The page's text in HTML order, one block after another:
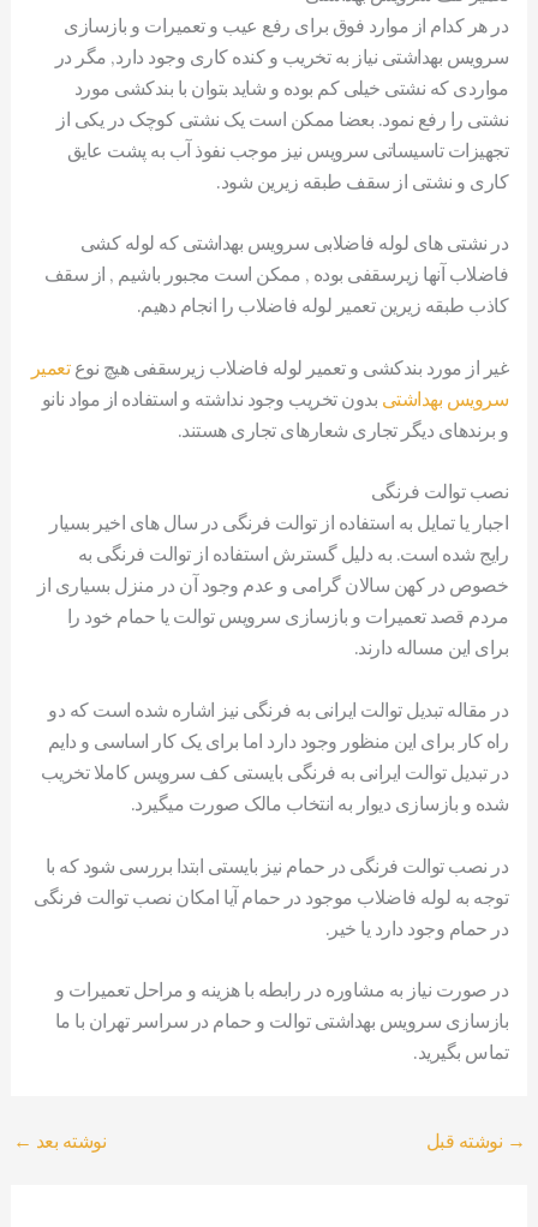
در هر کدام از موارد فوق برای رفع عیب و تعمیرات و بازسازی
سرویس بهداشتی نیاز به تخریب و کنده کاری وجود دارد, مگر در
مواردی که نشتی خیلی کم بوده و شاید بتوان با بندکشی مورد
نشتی را رفع نمود. بعضا ممکن است یک نشتی کوچک در یکی از
تجهیزات تاسیساتی سرویس نیز موجب نفوذ آب به پشت عایق
کاری و نشتی از سقف طبقه زیرین شود.
در نشتی های لوله فاضلابی سرویس بهداشتی که لوله کشی
فاضلاب آنها زیرسقفی بوده , ممکن است مجبور باشیم , از سقف
کاذب طبقه زیرین تعمیر لوله فاضلاب را انجام دهیم.
غیر از مورد بندکشی و تعمیر لوله فاضلاب زیرسقفی هیچ نوعتعمیر
سرویس بهداشتی بدون تخریب وجود نداشته و استفاده از مواد نانو
و برندهای دیگر تجاری شعارهای تجاری هستند.
نصب توالت فرنگی
اجبار یا تمایل به استفاده از توالت فرنگی در سال های اخیر بسیار
رایج شده است. به دلیل گسترش استفاده از توالت فرنگی به
خصوص در کهن سالان گرامی و عدم وجود آن در منزل بسیاری از
مردم قصد تعمیرات و بازسازی سرویس توالت یا حمام خود را
برای این مساله دارند.
در مقاله تبدیل توالت ایرانی به فرنگی نیز اشاره شده است که دو
راه کار برای این منظور وجود دارد اما برای یک کار اساسی و دایم
در تبدیل توالت ایرانی به فرنگی بایستی کف سرویس کاملا تخریب
شده و بازسازی دیوار به انتخاب مالک صورت میگیرد.
در نصب توالت فرنگی در حمام نیز بایستی ابتدا بررسی شود که با
توجه به لوله فاضلاب موجود در حمام آیا امکان نصب توالت فرنگی
در حمام وجود دارد یا خیر.
در صورت نیاز به مشاوره در رابطه با هزینه و مراحل تعمیرات و
بازسازی سرویس بهداشتی توالت و حمام در سراسر تهران با ما
تماس بگیرید.
→ نوشته قبل نوشته بعد ←